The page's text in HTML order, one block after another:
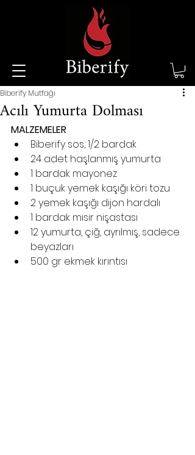
Acılı Yumurta Dolması
Biberify Mutfağı
MALZEMELER
Biberify sos, 1/2 bardak
24 adet haşlanmış yumurta
1 bardak mayonez
1 buçuk yemek kaşığı köri tozu
2 yemek kaşığı dijon hardalı
1 bardak mısır nişastası
12 yumurta, çiğ, ayrılmış, sadece
beyazları
500 gr ekmek kırıntısı